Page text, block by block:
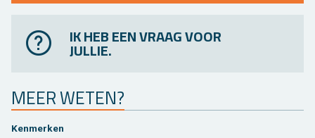
IK HEB EEN VRAAG VOOR
JULLIE.
MEER WETEN?
Ken­mer­ken